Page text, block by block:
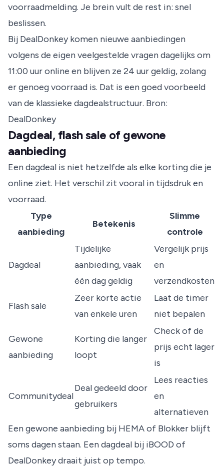
voorraadmelding. Je brein vult de rest in: snel
beslissen.
Bij DealDonkey komen nieuwe aanbiedingen
volgens de eigen veelgestelde vragen dagelijks om
11:00 uur online en blijven ze 24 uur geldig, zolang
er genoeg voorraad is. Dat is een goed voorbeeld
van de klassieke dagdealstructuur. Bron:
DealDonkey
Dagdeal, flash sale of gewone
aanbieding
Een dagdeal is niet hetzelfde als elke korting die je
online ziet. Het verschil zit vooral in tijdsdruk en
voorraad.
Type
aanbieding
Betekenis
Slimme
controle
Dagdeal
Tijdelijke
aanbieding, vaak
één dag geldig
Vergelijk prijs
en
verzendkosten
Flash sale
Zeer korte actie
van enkele uren
Laat de timer
niet bepalen
Gewone
aanbieding
Korting die langer
loopt
Check of de
prijs echt lager
is
Communitydeal
Deal gedeeld door
gebruikers
Lees reacties
en
alternatieven
Een gewone aanbieding bij HEMA of Blokker blijft
soms dagen staan. Een dagdeal bij iBOOD of
DealDonkey draait juist op tempo.